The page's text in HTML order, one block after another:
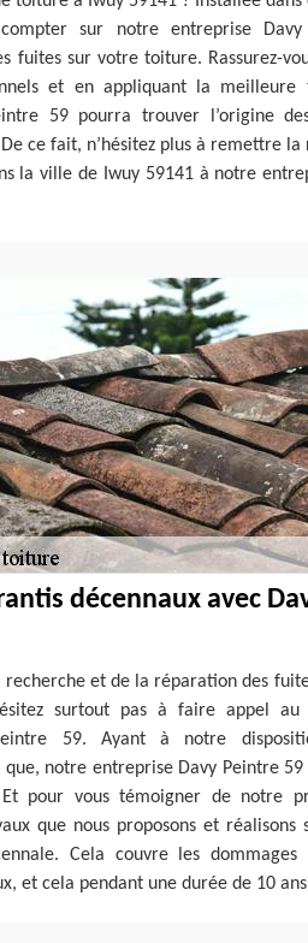
sur notre entreprise
fuites sur votre toiture. Rassurez-
et en appliquant la meilleure
59 pourra trouver l’origine
ce fait, n’hésitez plus à remettre
la ville de Iwuy 59141 à notre
décennaux avec
recherche et de la réparation des
surtout pas à faire appel
59. Ayant à notre
que, notre entreprise Davy Peintre
pour vous témoigner de notre
que nous proposons et réalisons
Cela couvre les
et cela pendant une durée de 10